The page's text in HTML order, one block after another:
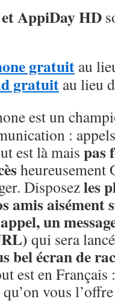
AppiDay HD
gratuit au
gratuit au lieu
est un
:
est là mais pas
heureusement
Disposezles
amis aisément
appel, un
qui sera
bel écran de
est en
vous